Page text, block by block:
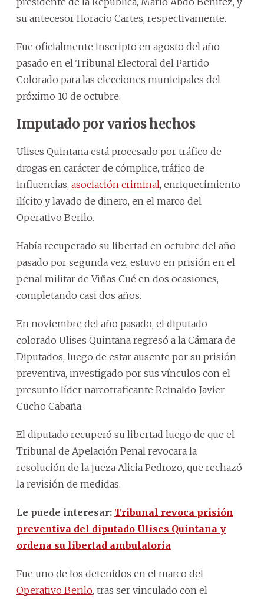
su antecesor Horacio Cartes, respectivamente.
Fue oficialmente inscripto en agosto del año
pasado en el Tribunal Electoral del Partido
Colorado para las elecciones municipales del
próximo 10 de octubre.
Imputado por varios hechos
Ulises Quintana está procesado por tráfico de
drogas en carácter de cómplice, tráfico de
influencias, asociación criminal, enriquecimiento
ilícito y lavado de dinero, en el marco del
Operativo Berilo.
Había recuperado su libertad en octubre del año
pasado por segunda vez, estuvo en prisión en el
penal militar de Viñas Cué en dos ocasiones,
completando casi dos años.
En noviembre del año pasado, el diputado
colorado Ulises Quintana regresó a la Cámara de
Diputados, luego de estar ausente por su prisión
preventiva, investigado por sus vínculos con el
presunto líder narcotraficante Reinaldo Javier
Cucho Cabaña.
El diputado recuperó su libertad luego de que el
Tribunal de Apelación Penal revocara la
resolución de la jueza Alicia Pedrozo, que rechazó
la revisión de medidas.
Le puede interesar: Tribunal revoca prisión
preventiva del diputado Ulises Quintana y
ordena su libertad ambulatoria
Fue uno de los detenidos en el marco del
Operativo Berilo, tras ser vinculado con el